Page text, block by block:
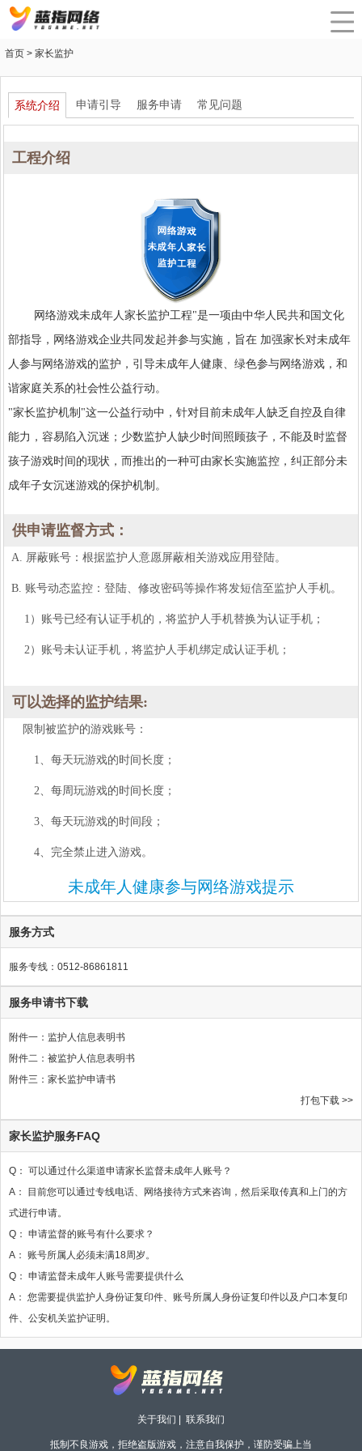
首页 > 家长监护
系统介绍 申请引导 服务申请 常见问题
工程介绍
网络游戏未成年人家长监护工程"是一项由中华人民共和国文化
部指导，网络游戏企业共同发起并参与实施，旨在 加强家长对未成年
人参与网络游戏的监护，引导未成年人健康、绿色参与网络游戏，和
谐家庭关系的社会性公益行动。
"家长监护机制"这一公益行动中，针对目前未成年人缺乏自控及自律
能力，容易陷入沉迷；少数监护人缺少时间照顾孩子，不能及时监督
孩子游戏时间的现状，而推出的一种可由家长实施监控，纠正部分未
成年子女沉迷游戏的保护机制。
供申请监督方式：
A. 屏蔽账号：根据监护人意愿屏蔽相关游戏应用登陆。
B. 账号动态监控：登陆、修改密码等操作将发短信至监护人手机。
1）账号已经有认证手机的，将监护人手机替换为认证手机；
2）账号未认证手机，将监护人手机绑定成认证手机；
可以选择的监护结果:
限制被监护的游戏账号：
1、每天玩游戏的时间长度；
2、每周玩游戏的时间长度；
3、每天玩游戏的时间段；
4、完全禁止进入游戏。
未成年人健康参与网络游戏提示
服务方式
服务专线：0512-86861811
服务申请书下载
附件一：监护人信息表明书
附件二：被监护人信息表明书
附件三：家长监护申请书
打包下载 >>
家长监护服务FAQ
Q： 可以通过什么渠道申请家长监督未成年人账号？
A： 目前您可以通过专线电话、网络接待方式来咨询，然后采取传真和上门的方
式进行申请。
Q： 申请监督的账号有什么要求？
A： 账号所属人必须未满18周岁。
Q： 申请监督未成年人账号需要提供什么
A： 您需要提供监护人身份证复印件、账号所属人身份证复印件以及户口本复印
件、公安机关监护证明。
关于我们 联系我们
抵制不良游戏，拒绝盗版游戏，注意自我保护，谨防受骗上当